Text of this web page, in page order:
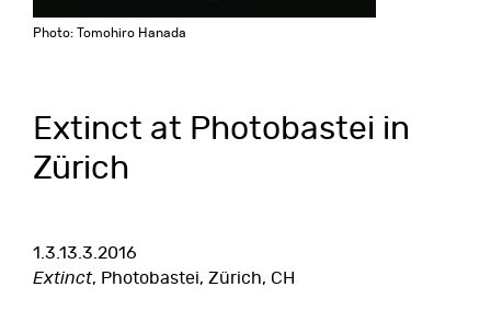
Photo: Tomohiro Hanada
Extinct at Photobastei in
Zürich
1.3.13.3.2016
Extinct, Photobastei, Zürich, CH